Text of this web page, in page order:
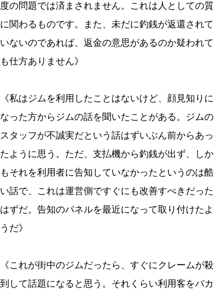
度の問題では済まされません。これは人としての質
に関わるものです。また、未だに釣銭が返還されて
いないのであれば、返金の意思があるのか疑われて
も仕方ありません》
《私はジムを利用したことはないけど、顔見知りに
なった方からジムの話を聞いたことがある。ジムの
スタッフが不誠実だという話はずいぶん前からあっ
たように思う。ただ、支払機から釣銭が出ず、しか
もそれを利用者に告知していなかったというのは酷
い話で、これは運営側ですぐにも改善すべきだった
はずだ。告知のパネルを最近になって取り付けたよ
うだ》
《これが街中のジムだったら、すぐにクレームが殺
到して話題になると思う。それくらい利用客をバカ